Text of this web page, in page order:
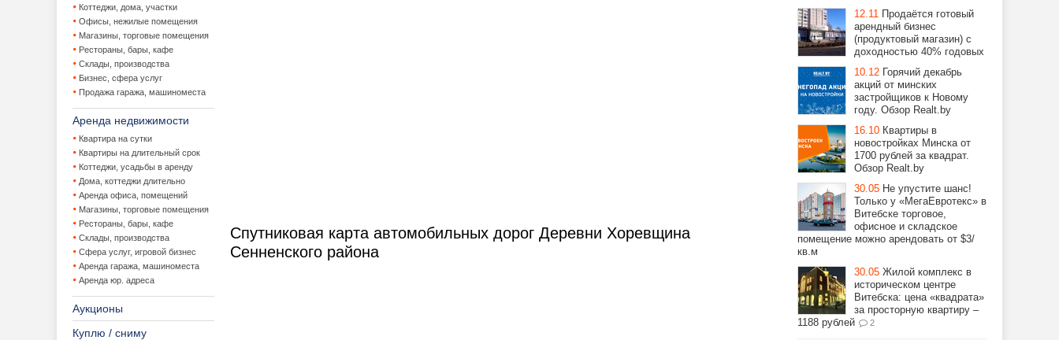
Коттеджи, дома, участки
Офисы, нежилые помещения
Магазины, торговые помещения
Рестораны, бары, кафе
Склады, производства
Бизнес, сфера услуг
Продажа гаража, машиноместа
Аренда недвижимости
Квартира на сутки
Квартиры на длительный срок
Коттеджи, усадьбы в аренду
Дома, коттеджи длительно
Аренда офиса, помещений
Магазины, торговые помещения
Рестораны, бары, кафе
Склады, производства
Сфера услуг, игровой бизнес
Аренда гаража, машиноместа
Аренда юр. адреса
Аукционы
Куплю / сниму
Спутниковая карта автомобильных дорог Деревни Хоревщина
Сенненского района
12.11 Продаётся готовый
арендный бизнес
(продуктовый магазин) с
доходностью 40% годовых
10.12 Горячий декабрь
акций от минских
застройщиков к Новому
году. Обзор Realt.by
16.10 Квартиры в
новостройках Минска от
1700 рублей за квадрат.
Обзор Realt.by
30.05 Не упустите шанс!
Только у «МегаЕвротекс» в
Витебске торговое,
офисное и складское
помещение можно арендовать от $3/
кв.м
30.05 Жилой комплекс в
историческом центре
Витебска: цена «квадрата»
за просторную квартиру –
1188 рублей
2